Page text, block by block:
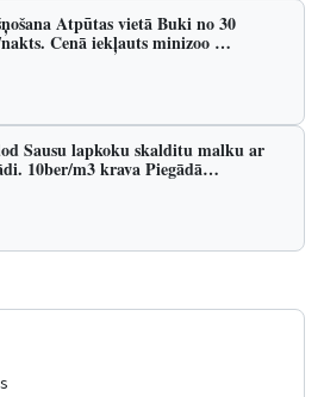
Atpūtas vietā Buki no 30
Cenā iekļauts minizoo …
Sausu lapkoku skalditu malku ar
10ber/m3 krava Piegādā…